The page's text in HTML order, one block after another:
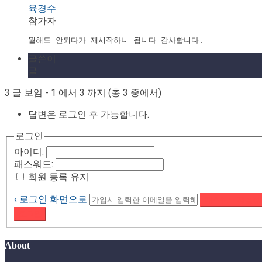
육경수
참가자
뭘해도 안되다가 재시작하니 됩니다 감사합니다.
3 글 보임 - 1 에서 3 까지 (총 3 중에서)
답변은 로그인 후 가능합니다.
로그인
아이디:
패스워드:
회원 등록 유지
‹ 로그인 화면으로
About